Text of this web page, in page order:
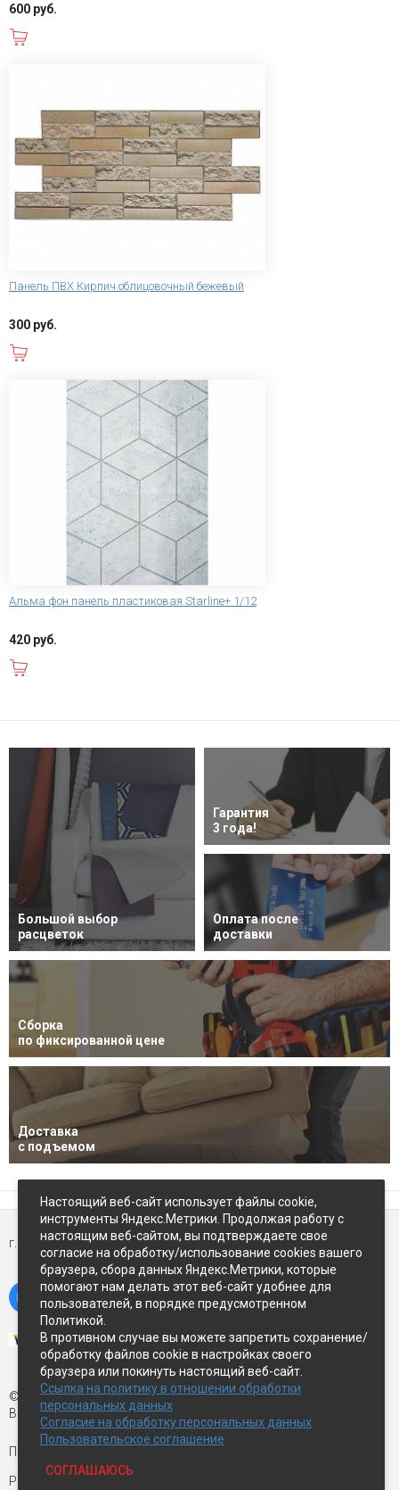
600 руб.
Панель ПВХ Кирпич облицовочный бежевый
300 руб.
Альма фон панель пластиковая Starline+ 1/12
420 руб.
Большой выбор
расцветок
Гарантия
3 года!
Оплата после
доставки
Сборка
по фиксированной цене
Доставка
с подъемом
г. Петропавловск-Камчатский,ул Восточное-шоссе, д.5
© Экспострой, 2026 г.
Все права защищены
Письмо директору:
Разработка сайта —
Настоящий веб-сайт использует файлы cookie,
инструменты Яндекс.Метрики. Продолжая работу с
настоящим веб-сайтом, вы подтверждаете свое
согласие на обработку/использование cookies вашего
браузера, сбора данных Яндекс.Метрики, которые
помогают нам делать этот веб-сайт удобнее для
пользователей, в порядке предусмотренном
Политикой.
В противном случае вы можете запретить сохранение/
обработку файлов cookie в настройках своего
браузера или покинуть настоящий веб-сайт.
Ссылка на политику в отношении обработки
персональных данных
Согласие на обработку персональных данных
Пользовательское соглашение
СОГЛАШАЮСЬ